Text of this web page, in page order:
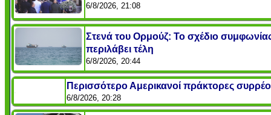
6/8/2026, 21:08
Στενά του Ορμούζ: Το σχέδιο
περιλάβει τέλη
6/8/2026, 20:44
Περισσότερο Αμερικανοί πράκτορες
6/8/2026, 20:28